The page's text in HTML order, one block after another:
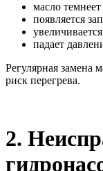
масло темнеет
появляется
падает
Регулярная замена
риск перегрева.
2.